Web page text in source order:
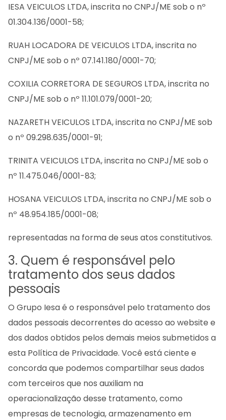
IESA VEICULOS LTDA, inscrita no CNPJ/ME sob o nº
01.304.136/0001-58;
RUAH LOCADORA DE VEICULOS LTDA, inscrita no
CNPJ/ME sob o nº 07.141.180/0001-70;
COXILIA CORRETORA DE SEGUROS LTDA, inscrita no
CNPJ/ME sob o nº 11.101.079/0001-20;
NAZARETH VEICULOS LTDA, inscrita no CNPJ/ME sob
o nº 09.298.635/0001-91;
TRINITA VEICULOS LTDA, inscrita no CNPJ/ME sob o
nº 11.475.046/0001-83;
HOSANA VEICULOS LTDA, inscrita no CNPJ/ME sob o
nº 48.954.185/0001-08;
representadas na forma de seus atos constitutivos.
3. Quem é responsável pelo
tratamento dos seus dados
pessoais
O Grupo Iesa é o responsável pelo tratamento dos
dados pessoais decorrentes do acesso ao website e
dos dados obtidos pelos demais meios submetidos a
esta Política de Privacidade. Você está ciente e
concorda que podemos compartilhar seus dados
com terceiros que nos auxiliam na
operacionalização desse tratamento, como
empresas de tecnologia, armazenamento em